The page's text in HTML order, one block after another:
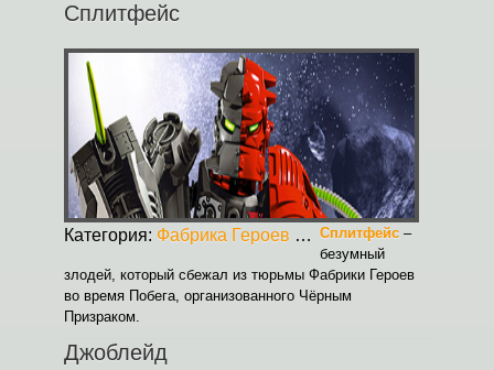
Сплитфейс
Категория: Фабрика Героев Опубликовано:
Сплитфейс –
безумный
злодей, который сбежал из тюрьмы Фабрики Героев
во время Побега, организованного Чёрным
Призраком.
Джоблейд